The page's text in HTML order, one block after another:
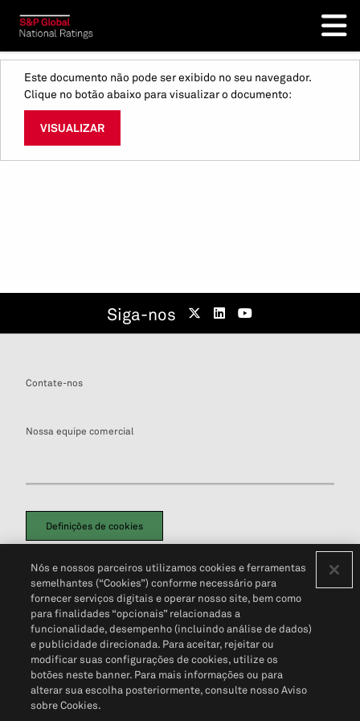
Este documento não pode ser exibido no seu navegador.
Clique no botão abaixo para visualizar o documento:
VISUALIZAR
Siga-nos
Contate-nos
Nossa equipe comercial
Definições de cookies
Política de PrivacidadePortal de privacidade do cliente (em inglês)
Não Venda Minhas Informações Pessoais© 2026 S&P Global
Nós e nossos parceiros utilizamos cookies e ferramentas
semelhantes (“Cookies”) conforme necessário para
fornecer serviços digitais e operar nosso site, bem como
para finalidades “opcionais” relacionadas a
funcionalidade, desempenho (incluindo análise de dados)
e publicidade direcionada. Para aceitar, rejeitar ou
modificar suas configurações de cookies, utilize os
botões neste banner. Para mais informações ou para
alterar sua escolha posteriormente, consulte nosso Aviso
sobre Cookies.